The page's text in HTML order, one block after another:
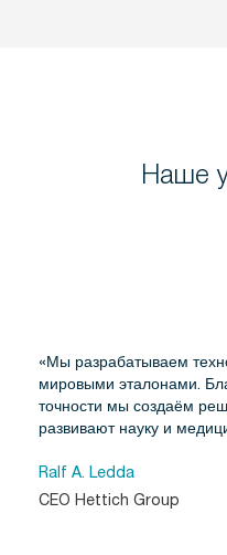
Наше
«Мы разрабатываем
мировыми эталонами.
точности мы создаём
развивают науку и
Ralf A. Ledda
CEO Hettich Group